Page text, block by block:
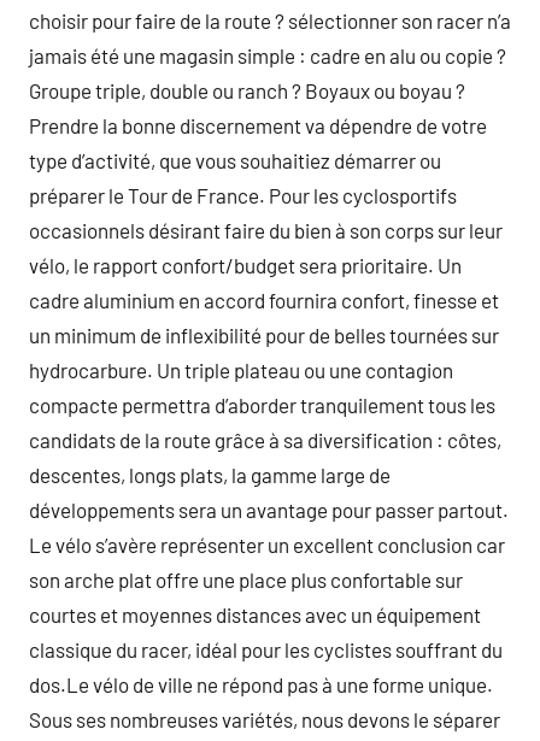
choisir pour faire de la route ? sélectionner son racer n’a
jamais été une magasin simple : cadre en alu ou copie ?
Groupe triple, double ou ranch ? Boyaux ou boyau ?
Prendre la bonne discernement va dépendre de votre
type d’activité, que vous souhaitiez démarrer ou
préparer le Tour de France. Pour les cyclosportifs
occasionnels désirant faire du bien à son corps sur leur
vélo, le rapport confort/budget sera prioritaire. Un
cadre aluminium en accord fournira confort, finesse et
un minimum de inflexibilité pour de belles tournées sur
hydrocarbure. Un triple plateau ou une contagion
compacte permettra d’aborder tranquilement tous les
candidats de la route grâce à sa diversification : côtes,
descentes, longs plats, la gamme large de
développements sera un avantage pour passer partout.
Le vélo s’avère représenter un excellent conclusion car
son arche plat offre une place plus confortable sur
courtes et moyennes distances avec un équipement
classique du racer, idéal pour les cyclistes souffrant du
dos.Le vélo de ville ne répond pas à une forme unique.
Sous ses nombreuses variétés, nous devons le séparer